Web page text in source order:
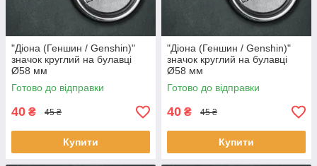
"Діона (Геншин / Genshin)"
значок круглий на булавці
Ø58 мм
Готово до відправки
40 ₴ 45 ₴
Купити
"Діона (Геншин / Genshin)"
значок круглий на булавці
Ø58 мм
Готово до відправки
40 ₴ 45 ₴
Купити